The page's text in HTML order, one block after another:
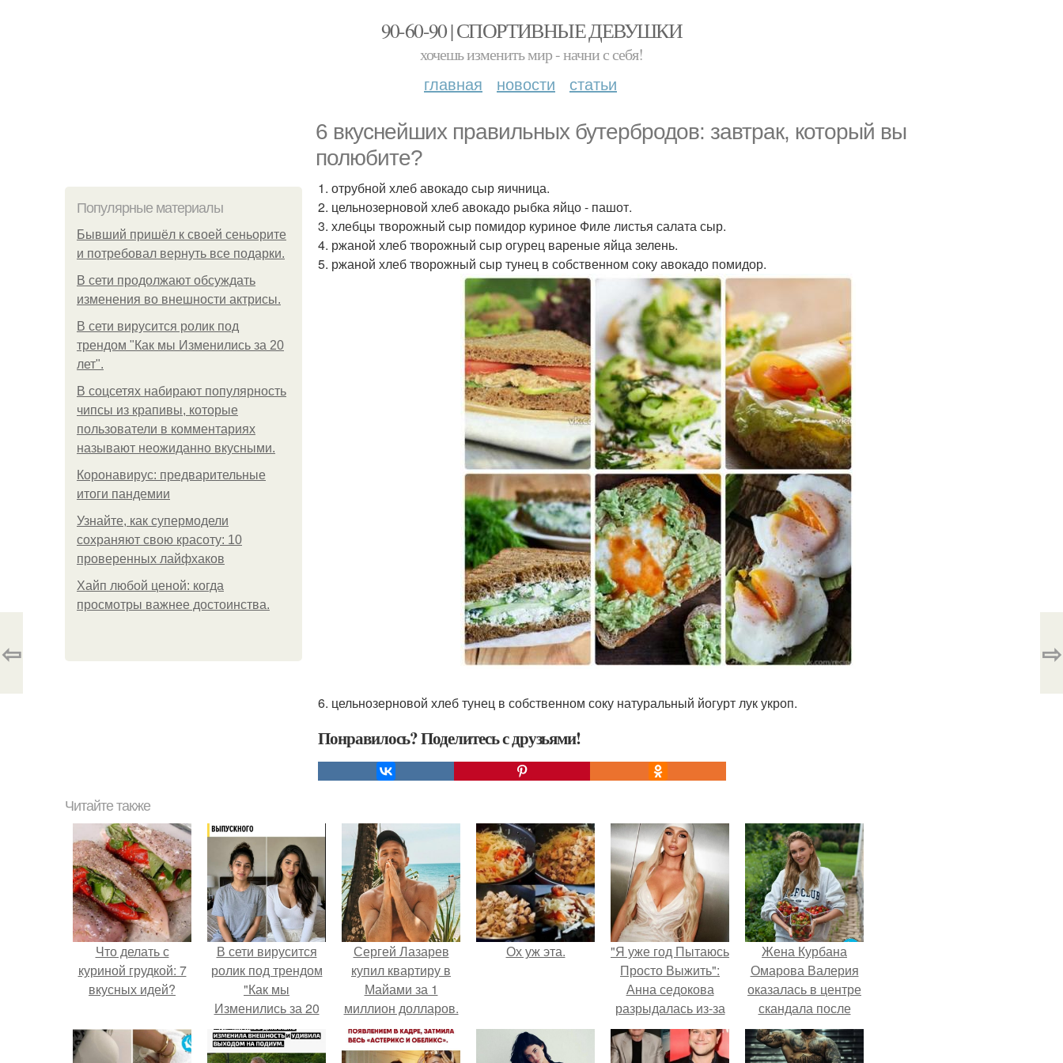
90-60-90 | СПОРТИВНЫЕ ДЕВУШКИ
хочешь изменить мир - начни с себя!
главная новости статьи
6 вкуснейших правильных бутербродов: завтрак, который вы
полюбите?
Популярные материалы
Бывший пришёл к своей сеньорите
и потребовал вернуть все подарки.
В сети продолжают обсуждать
изменения во внешности актрисы.
В сети вирусится ролик под
трендом "Как мы Изменились за 20
лет".
В соцсетях набирают популярность
чипсы из крапивы, которые
пользователи в комментариях
называют неожиданно вкусными.
Коронавирус: предварительные
итоги пандемии
Узнайте, как супермодели
сохраняют свою красоту: 10
проверенных лайфхаков
Хайп любой ценой: когда
просмотры важнее достоинства.
1. отрубной хлеб авокадо сыр яичница.
2. цельнозерновой хлеб авокадо рыбка яйцо - пашот.
3. хлебцы творожный сыр помидор куриное Филе листья салата сыр.
4. ржаной хлеб творожный сыр огурец вареные яйца зелень.
5. ржаной хлеб творожный сыр тунец в собственном соку авокадо помидор.
6. цельнозерновой хлеб тунец в собственном соку натуральный йогурт лук укроп.
Понравилось? Поделитесь с друзьями!
⇦ ⇨
Читайте также
Что делать с
куриной грудкой: 7
вкусных идей?
В сети вирусится
ролик под трендом
"Как мы
Изменились за 20
лет".
Сергей Лазарев
купил квартиру в
Майами за 1
миллион долларов.
Ох уж эта.
"Я уже год Пытаюсь
Просто Выжить":
Анна седокова
разрыдалась из-за
жесткой травли и
проклятий в сети.
Жена Курбана
Омарова Валерия
оказалась в центре
скандала после
визита блогера
Марины ильиной в